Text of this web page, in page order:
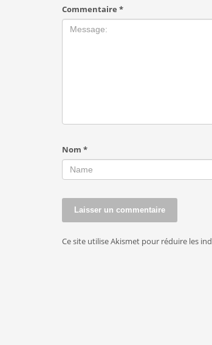
Commentaire *
Nom *
Ce site utilise Akismet pour réduire les